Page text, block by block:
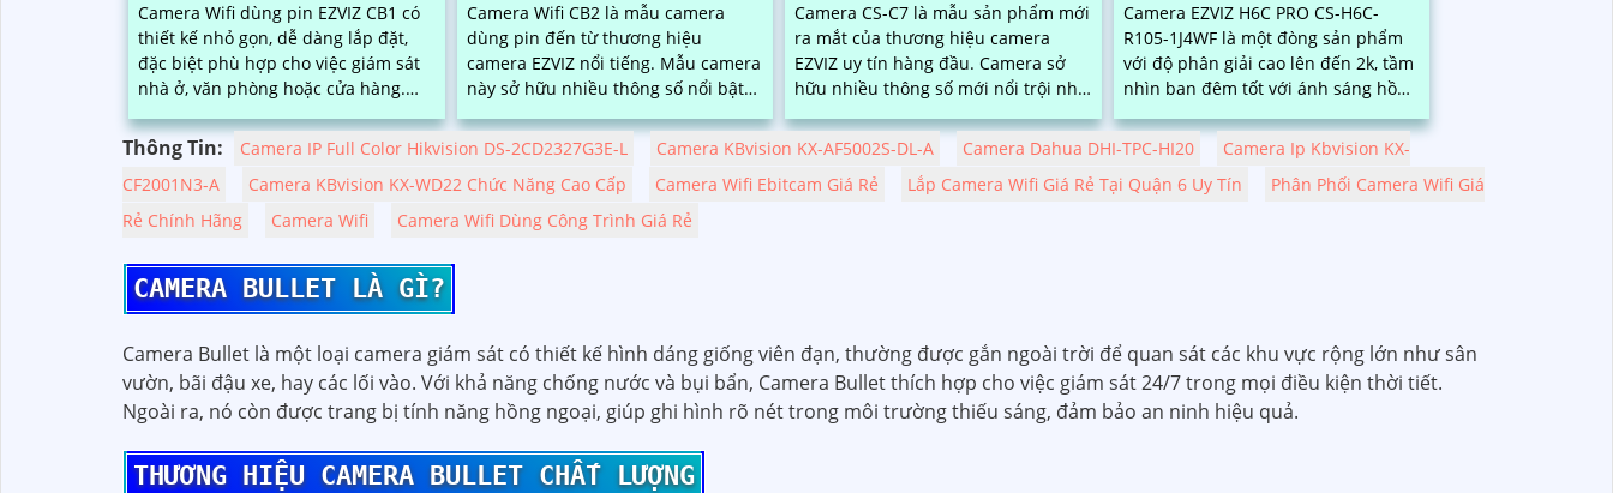
Camera Wifi dùng pin EZVIZ CB1 có
thiết kế nhỏ gọn, dễ dàng lắp đặt,
đặc biệt phù hợp cho việc giám sát
nhà ở, văn phòng hoặc cửa hàng.
Với độ phân giải full HD 1080p, tích
hợp loa và mic, đèn hồng ngoại
thông minh cho ra hình ảnh chất
lượng ban đêm
Camera Wifi CB2 là mẫu camera
dùng pin đến từ thương hiệu
camera EZVIZ nổi tiếng. Mẫu camera
này sở hữu nhiều thông số nổi bật
như chất lượng hình ảnh full HD
1080p, tích hợp loa và micro ghi âm,
chuyển động chuẩn
Camera CS-C7 là mẫu sản phẩm mới
ra mắt của thương hiệu camera
EZVIZ uy tín hàng đầu. Camera sở
hữu nhiều thông số mới nổi trội như
khả năng quay xoay ngoài trời,
chống nước, quay xoay 360, độ phân
kép
Camera EZVIZ H6C PRO CS-H6C-
R105-1J4WF là một đòng sản phẩm
với độ phân giải cao lên đến 2k, tầm
nhìn ban đêm tốt với ánh sáng hồng
ngoại và đèn LED trợ sáng. Khả năng
quay xoay...
Thông Tin: Camera IP Full Color Hikvision DS-2CD2327G3E-L Camera KBvision KX-AF5002S-DL-A Camera Dahua DHI-TPC-HI20
Camera Ip Kbvision KX-
CF2001N3-A
Camera KBvision KX-WD22 Chức Năng Cao Cấp Camera Wifi Ebitcam Giá Rẻ Lắp Camera Wifi Giá Rẻ Tại Quận 6 Uy Tín
Phân Phối Camera Wifi Giá
Rẻ Chính Hãng
Camera Wifi Camera Wifi Dùng Công Trình Giá Rẻ
CAMERA BULLET LÀ GÌ?
Camera Bullet là một loại camera giám sát có thiết kế hình dáng giống viên đạn, thường được gắn ngoài trời để quan sát các khu vực rộng lớn như sân
vườn, bãi đậu xe, hay các lối vào. Với khả năng chống nước và bụi bẩn, Camera Bullet thích hợp cho việc giám sát 24/7 trong mọi điều kiện thời tiết.
Ngoài ra, nó còn được trang bị tính năng hồng ngoại, giúp ghi hình rõ nét trong môi trường thiếu sáng, đảm bảo an ninh hiệu quả.
THƯƠNG HIỆU CAMERA BULLET CHẤT LƯỢNG